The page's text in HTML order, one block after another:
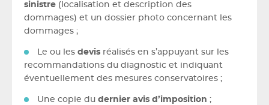
sinistre (localisation et description des
dommages) et un dossier photo concernant les
dommages ;
Le ou les devis réalisés en s’appuyant sur les
recommandations du diagnostic et indiquant
éventuellement des mesures conservatoires ;
Une copie du dernier avis d’imposition ;